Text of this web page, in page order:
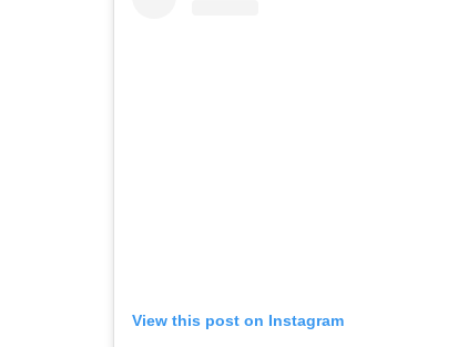
View this post on Instagram